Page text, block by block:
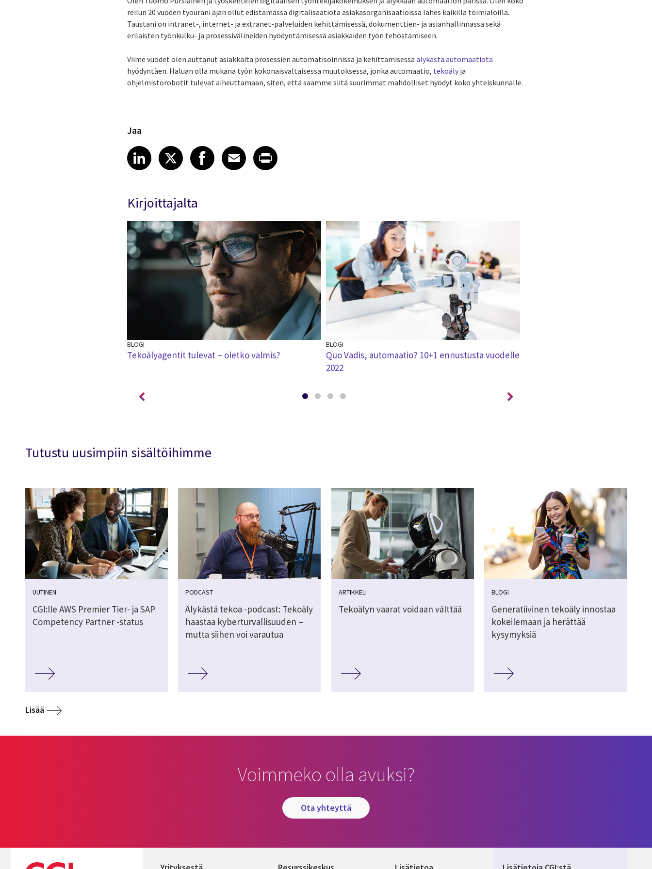
reilun 20 vuoden työurani ajan ollut edistämässä digitalisaatiota asiakasorganisaatioissa lähes kaikilla toimialoilla.
Taustani on intranet-, internet- ja extranet-palveluiden kehittämisessä, dokumenttien- ja asianhallinnassa sekä
erilaisten työnkulku- ja prosessivälineiden hyödyntämisessä asiakkaiden työn tehostamiseen.
Viime vuodet olen auttanut asiakkaita prosessien automatisoinnissa ja kehittämisessäälykästä automaatiota
hyödyntäen. Haluan olla mukana työn kokonaisvaltaisessa muutoksessa, jonka automaatio, tekoäly ja
ohjelmistorobotit tulevat aiheuttamaan, siten, että saamme siitä suurimmat mahdolliset hyödyt koko yhteiskunnalle.
Jaa
Share article on LinkedIn
LinkedIn
Share article on X
XShare article on Facebook
Facebook
Share article on Email
Email
Share article on Print
Kirjoittajalta
BLOGI
Tekoälyagentit tulevat – oletko valmis?
BLOGI
Quo Vadis, automaatio? 10+1 ennustusta vuodelle
2022
Tutustu uusimpiin sisältöihimme
UUTINEN
CGI:lle AWS Premier Tier- ja SAP
Competency Partner -status
PODCAST
Älykästä tekoa -podcast: Tekoäly
haastaa kyberturvallisuuden –
mutta siihen voi varautua
ARTIKKELI
Tekoälyn vaarat voidaan välttää
BLOGI
Generatiivinen tekoäly innostaa
kokeilemaan ja herättää
kysymyksiä
Lisää
Voimmeko olla avuksi?
ota yhteyttä